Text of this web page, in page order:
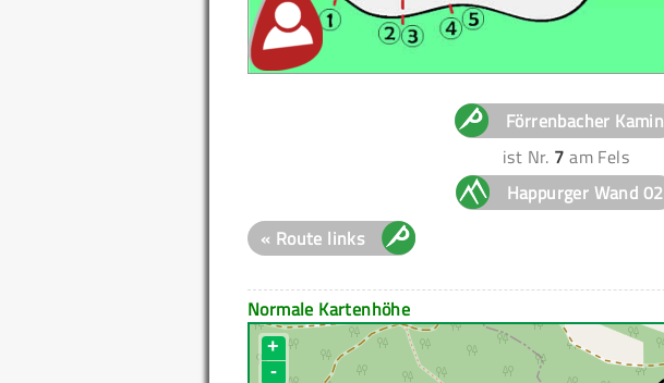
Förrenbacher Kamin
ist Nr. 7 am Fels
Happurger Wand 02
« Route links
Normale Kartenhöhe
+
-